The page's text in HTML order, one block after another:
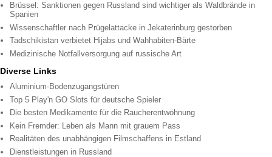
Brüssel: Sanktionen gegen Russland sind wichtiger als Waldbrände in
Spanien
Wissenschaftler nach Prügelattacke in Jekaterinburg gestorben
Tadschikistan verbietet Hijabs und Wahhabiten-Bärte
Medizinische Notfallversorgung auf russische Art
Diverse Links
Aluminium-Bodenzugangstüren
Top 5 Play'n GO Slots für deutsche Spieler
Die besten Medikamente für die Raucherentwöhnung
Kein Fremder: Leben als Mann mit grauem Pass
Realitäten des unabhängigen Filmschaffens in Estland
Dienstleistungen in Russland